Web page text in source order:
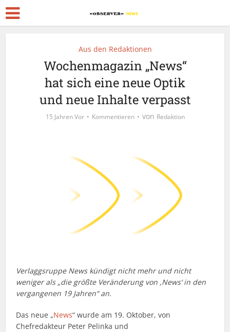
Aus den Redaktionen
Wochenmagazin „News“
hat sich eine neue Optik
und neue Inhalte verpasst
15 Jahren Vor Kommentieren von Redaktion
Verlaggsruppe News kündigt nicht mehr und nicht
weniger als „die größte Veränderung von ,News‘ in den
vergangenen 19 Jahren“ an.
Das neue „News“ wurde am 19. Oktober, von
Chefredakteur Peter Pelinka und